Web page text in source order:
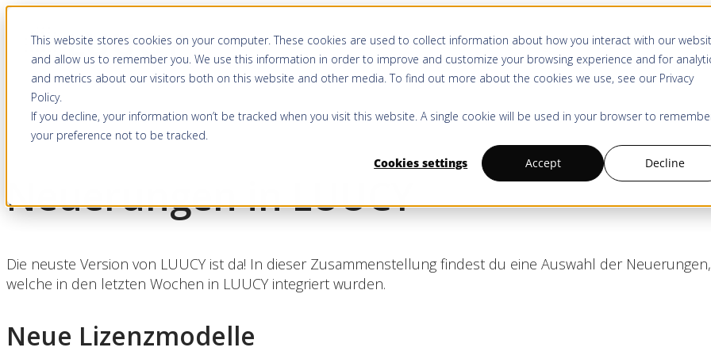
This website stores cookies on your computer. These cookies are used to collect information about how you interact with our
and allow us to remember you. We use this information in order to improve and customize your browsing experience and for
and metrics about our visitors both on this website and other media. To find out more about the cookies we use, see our Privacy
Policy.
If you decline, your information won’t be tracked when you visit this website. A single cookie will be used in your browser to
your preference not to be tracked.
Cookies settings
Accept Decline
Produkt & Services Anwendungen Ressourcen
Neuerungen in LUUCY
Die neuste Version von LUUCY ist da! In dieser Zusammenstellung findest du eine Auswahl der Neuerungen,
welche in den letzten Wochen in LUUCY integriert wurden.
Neue Lizenzmodelle